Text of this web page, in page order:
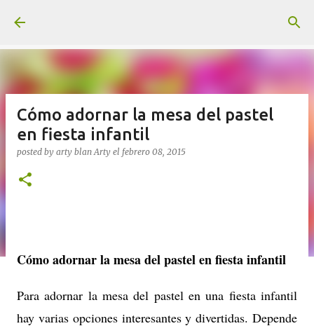
Cómo adornar la mesa del pastel
en fiesta infantil
posted by arty blanArty el febrero 08, 2015
Cómo adornar la mesa del pastel en fiesta infantil
Para adornar la mesa del pastel en una fiesta infantil
hay varias opciones interesantes y divertidas. Depende